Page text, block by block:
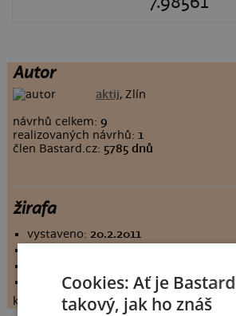
Autor
aktij, Zlín
návrhů celkem:9
realizovaných návrhů: 1
člen Bastard.cz: 5785 dnů
žirafa
vystaveno:20.2.2011
koupilo by:28 lidí
konečné hodnocení:7.98561
Cookies: Ať je Bastard
takový, jak ho znáš